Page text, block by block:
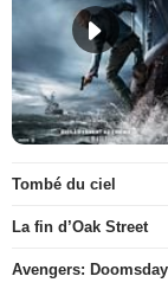
Tombé du ciel
La fin d’Oak Street
Avengers: Doomsday